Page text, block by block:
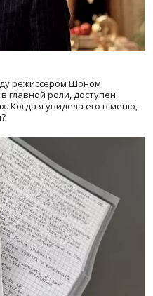
режиссером Шоном
главной роли, доступен
Когда я увидела его в меню,